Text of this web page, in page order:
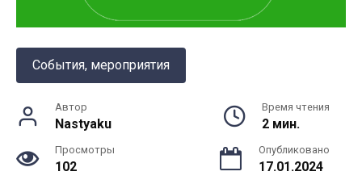
События, мероприятия
Автор
Nastyaku
Время чтения
2 мин.
Просмотры
102
Опубликовано
17.01.2024